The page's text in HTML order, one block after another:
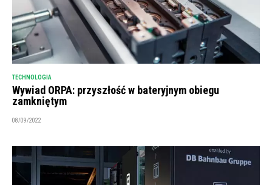
TECHNOLOGIA
Wywiad ORPA: przyszłość w bateryjnym obiegu
zamkniętym
08/09/2022